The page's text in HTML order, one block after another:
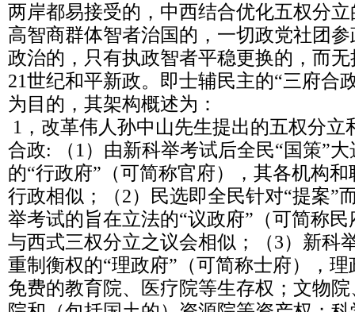
两岸都易接受的，中西结合优化五权分
高智商群体智者治国的，一切政党社团
政治的，只有执政智者平稳更换的，而
21世纪和平新政。即士辅民主的“三府合
为目的，其架构概述为：
1，改革伟人孙中山先生提出的五权分立
合政: （1）由新科举考试后全民“国策”
的“行政府”（可简称官府），其各机构
行政相似；（2）民选即全民针对“提案”
举考试的旨在立法的“议政府”（可简称
与西式三权分立之议会相似；（3）新科
重制衡权的“理政府”（可简称士府），
免费的教育院、医疗院等生存权；文物